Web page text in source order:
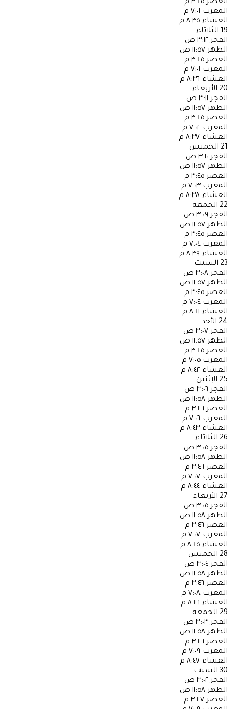
العصر ٣:٤٥ م
المغرب ٧:٠١ م
العشاء ٨:٣٥ م
19 الثلاثاء
الفجر ٣:١٢ ص
الظهر ١١:٥٧ ص
العصر ٣:٤٥ م
المغرب ٧:٠١ م
العشاء ٨:٣٦ م
20 الأربعاء
الفجر ٣:١١ ص
الظهر ١١:٥٧ ص
العصر ٣:٤٥ م
المغرب ٧:٠٢ م
العشاء ٨:٣٧ م
21 الخميس
الفجر ٣:١٠ ص
الظهر ١١:٥٧ ص
العصر ٣:٤٥ م
المغرب ٧:٠٣ م
العشاء ٨:٣٨ م
22 الجمعة
الفجر ٣:٠٩ ص
الظهر ١١:٥٧ ص
العصر ٣:٤٥ م
المغرب ٧:٠٤ م
العشاء ٨:٣٩ م
23 السبت
الفجر ٣:٠٨ ص
الظهر ١١:٥٧ ص
العصر ٣:٤٥ م
المغرب ٧:٠٤ م
العشاء ٨:٤١ م
24 الأحد
الفجر ٣:٠٧ ص
الظهر ١١:٥٧ ص
العصر ٣:٤٥ م
المغرب ٧:٠٥ م
العشاء ٨:٤٢ م
25 الإثنين
الفجر ٣:٠٦ ص
الظهر ١١:٥٨ ص
العصر ٣:٤٦ م
المغرب ٧:٠٦ م
العشاء ٨:٤٣ م
26 الثلاثاء
الفجر ٣:٠٥ ص
الظهر ١١:٥٨ ص
العصر ٣:٤٦ م
المغرب ٧:٠٧ م
العشاء ٨:٤٤ م
27 الأربعاء
الفجر ٣:٠٥ ص
الظهر ١١:٥٨ ص
العصر ٣:٤٦ م
المغرب ٧:٠٧ م
العشاء ٨:٤٥ م
28 الخميس
الفجر ٣:٠٤ ص
الظهر ١١:٥٨ ص
العصر ٣:٤٦ م
المغرب ٧:٠٨ م
العشاء ٨:٤٦ م
29 الجمعة
الفجر ٣:٠٣ ص
الظهر ١١:٥٨ ص
العصر ٣:٤٦ م
المغرب ٧:٠٩ م
العشاء ٨:٤٧ م
30 السبت
الفجر ٣:٠٢ ص
الظهر ١١:٥٨ ص
العصر ٣:٤٧ م